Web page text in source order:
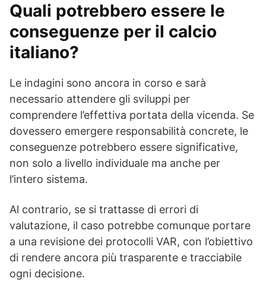
Quali potrebbero essere le
conseguenze per il calcio
italiano?
Le indagini sono ancora in corso e sarà
necessario attendere gli sviluppi per
comprendere l’effettiva portata della vicenda. Se
dovessero emergere responsabilità concrete, le
conseguenze potrebbero essere significative,
non solo a livello individuale ma anche per
l’intero sistema.
Al contrario, se si trattasse di errori di
valutazione, il caso potrebbe comunque portare
a una revisione dei protocolli VAR, con l’obiettivo
di rendere ancora più trasparente e tracciabile
ogni decisione.